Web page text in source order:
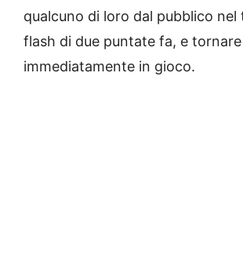
qualcuno di loro dal pubblico nel
flash di due puntate fa, e
immediatamente in gioco.